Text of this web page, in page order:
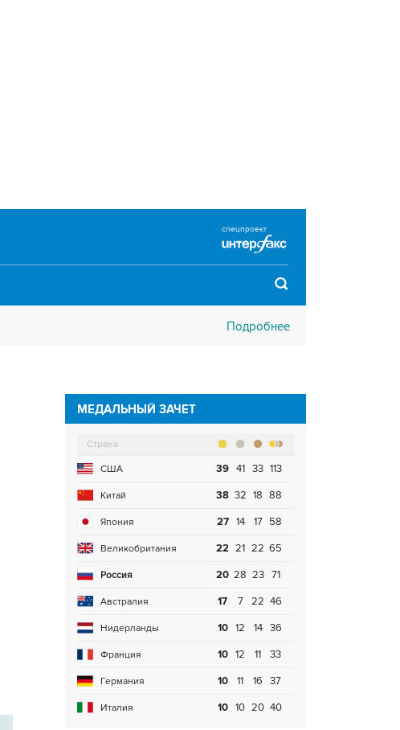
спецпроект
Подробнее
МЕДАЛЬНЫЙ ЗАЧЕТ
Страна
США 39 41 33 113
Китай 38 32 18 88
Япония 27 14 17 58
Великобритания 22 21 22 65
Россия 20 28 23 71
Австралия 17 7 22 46
Нидерланды 10 12 14 36
Франция 10 12 11 33
Германия 10 11 16 37
Италия 10 10 20 40